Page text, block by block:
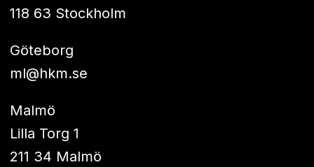
118 63 Stockholm
Göteborg
ml@hkm.se
Malmö
Lilla Torg 1
211 34 Malmö